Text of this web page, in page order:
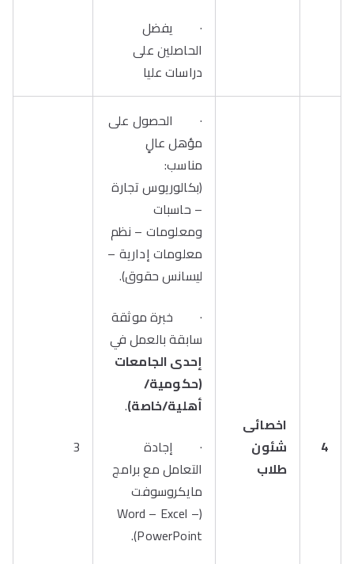
· يفضل
الحاصلين على
دراسات عليا
4
اخصائى
شئون
طلاب
· الحصول على
مؤهل عالٍ
مناسب:
(بكالوريوس تجارة
– حاسبات
ومعلومات – نظم
معلومات إدارية –
ليسانس حقوق).
· خبرة موثقة
سابقة بالعمل في
إحدى الجامعات
(حكومية/
أهلية/خاصة).
· إجادة
التعامل مع برامج
مايكروسوفت
(Word – Excel –
PowerPoint).
3